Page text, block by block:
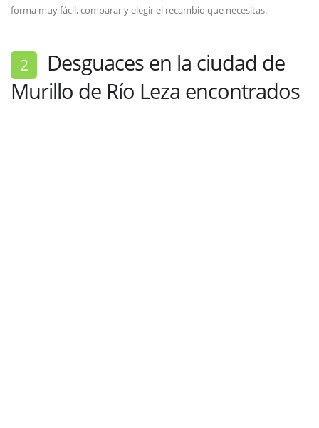
forma muy fácil, comparar y elegir el recambio que necesitas.
2 Desguaces en la ciudad de
Murillo de Río Leza encontrados